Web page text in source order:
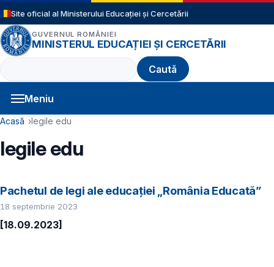
Sari la conținutul principal
Site oficial al Ministerului Educației și Cercetării
GUVERNUL ROMÂNIEI
MINISTERUL EDUCAȚIEI ȘI CERCETĂRII
Caută
Meniu
Navigație principală
Cale de navigare
Acasă legile edu
legile edu
Pachetul de legi ale educației „România Educată”
18 septembrie 2023
[18.09.2023]